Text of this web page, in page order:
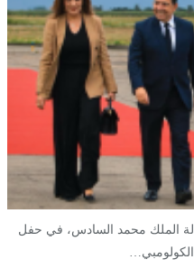
الملك محمد السادس، في حفل